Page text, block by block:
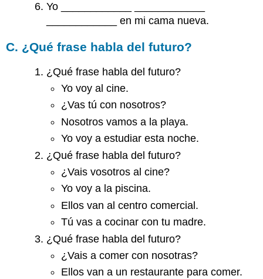
Yo ____________ ____________
____________ en mi cama nueva.
C. ¿Qué frase habla del futuro?
¿Qué frase habla del futuro?
Yo voy al cine.
¿Vas tú con nosotros?
Nosotros vamos a la playa.
Yo voy a estudiar esta noche.
¿Qué frase habla del futuro?
¿Vais vosotros al cine?
Yo voy a la piscina.
Ellos van al centro comercial.
Tú vas a cocinar con tu madre.
¿Qué frase habla del futuro?
¿Vais a comer con nosotras?
Ellos van a un restaurante para comer.